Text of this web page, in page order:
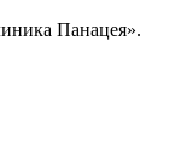
Панацея».